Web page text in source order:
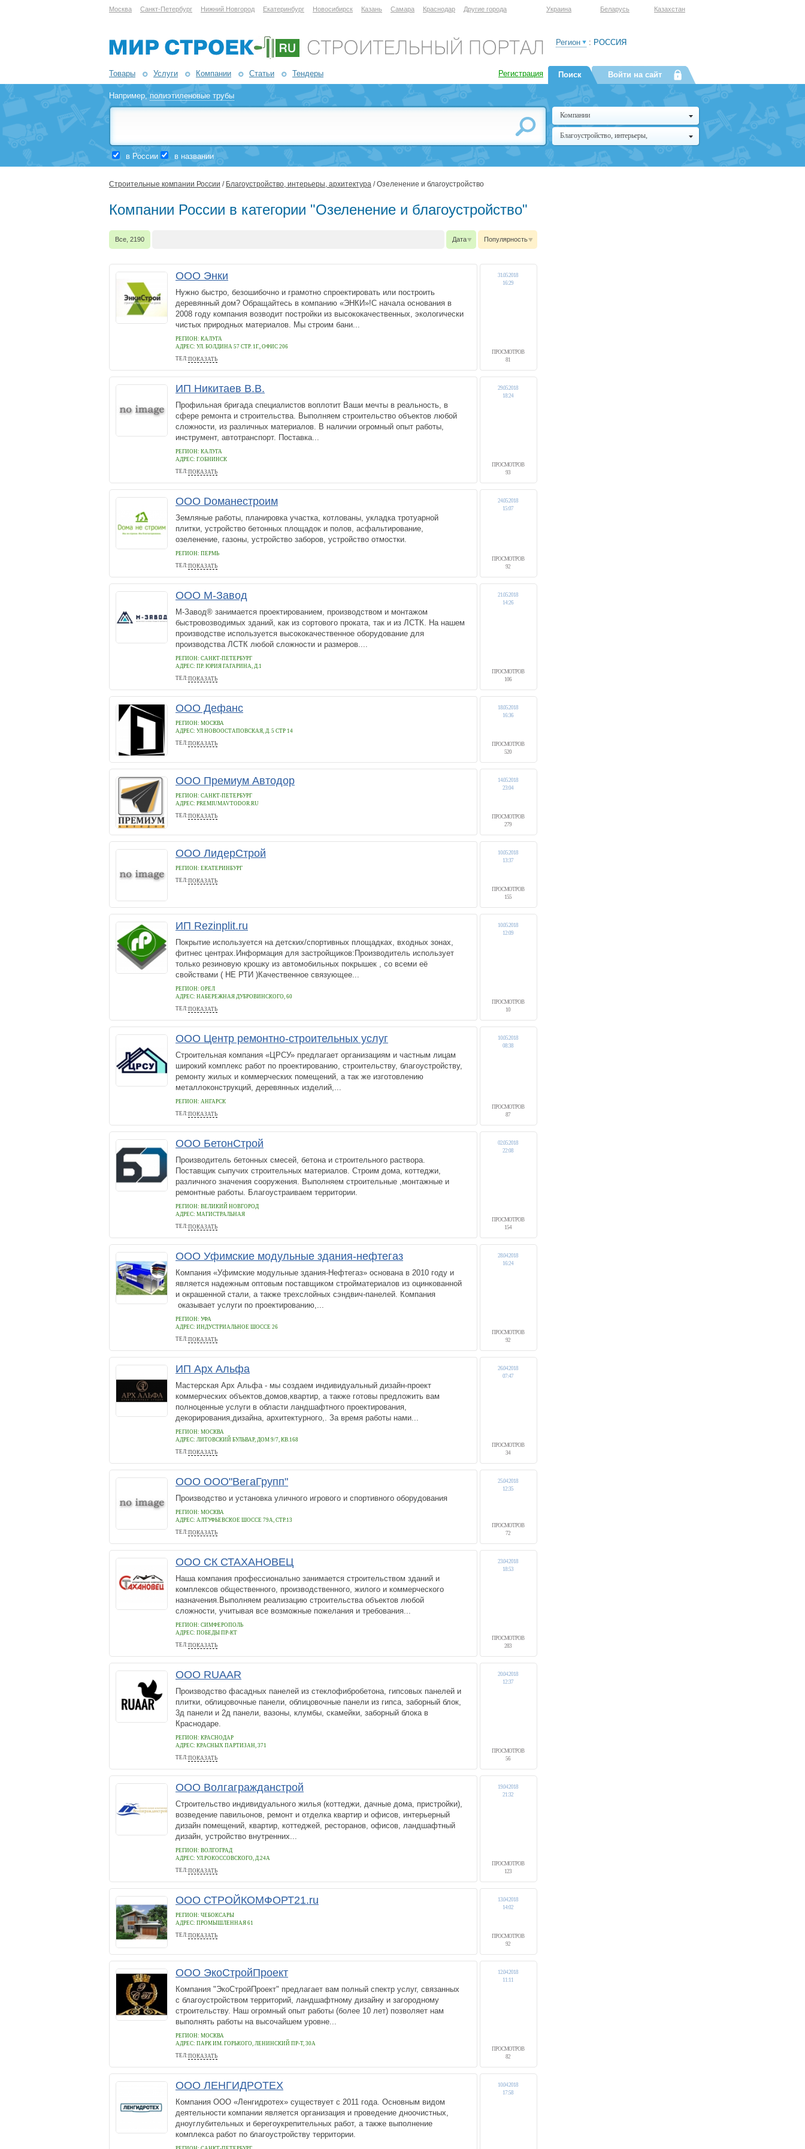
Москва Санкт-Петербург Нижний Новгород Екатеринбург Новосибирск Казань Самара Краснодар Другие города Украина Беларусь Казахстан
Товары Услуги Компании Статьи Тендеры Регистрация
Регион : РОССИЯ
Например,полиэтиленовые трубы
в России в названии
Поиск Войти на сайт
Компании
Благоустройство, интерьеры,
архитектура
Строительные компании России / Благоустройство, интерьеры, архитектура / Озеленение и благоустройство
Компании России в категории "Озеленение и благоустройство"
Все, 2190 Дата Популярность
ООО Энки
Нужно быстро, безошибочно и грамотно спроектировать или построить
деревянный дом? Обращайтесь в компанию «ЭНКИ»!С начала основания в
2008 году компания возводит постройки из высококачественных, экологически
чистых природных материалов. Мы строим бани...
РЕГИОН: КАЛУГА
АДРЕС: УЛ. БОЛДИНА 57 СТР. 1Г., ОФИС 206
ТЕЛ:ПОКАЗАТЬ
89029334923
ПРОСМОТРОВ
81
31.05.2018
16:29
ИП Никитаев В.В.
Профильная бригада специалистов воплотит Ваши мечты в реальность, в
сфере ремонта и строительства. Выполняем строительство объектов любой
сложности, из различных материалов. В наличии огромный опыт работы,
инструмент, автотранспорт. Поставка...
РЕГИОН: КАЛУГА
АДРЕС: Г.ОБНИНСК
ТЕЛ:ПОКАЗАТЬ
+79108684082
ПРОСМОТРОВ
93
29.05.2018
18:24
ООО Dоманестроим
Земляные работы, планировка участка, котлованы, укладка тротуарной
плитки, устройство бетонных площадок и полов, асфальтирование,
озеленение, газоны, устройство заборов, устройство отмостки.
РЕГИОН: ПЕРМЬ
ТЕЛ:ПОКАЗАТЬ
8 952 651-51-22
ПРОСМОТРОВ
92
24.05.2018
15:07
ООО М-Завод
М-Завод® занимается проектированием, производством и монтажом
быстровозводимых зданий, как из сортового проката, так и из ЛСТК. На нашем
производстве используется высококачественное оборудование для
производства ЛСТК любой сложности и размеров....
РЕГИОН: САНКТ-ПЕТЕРБУРГ
АДРЕС: ПР. ЮРИЯ ГАГАРИНА, Д.1
ТЕЛ:ПОКАЗАТЬ
+7 (812) 426-18-57,
ПРОСМОТРОВ
106
21.05.2018
14:26
ООО Дефанс
РЕГИОН: МОСКВА
АДРЕС: УЛ НОВООСТАПОВСКАЯ, Д. 5 СТР 14
ТЕЛ:ПОКАЗАТЬ
+7(977)5202448
ПРОСМОТРОВ
520
18.05.2018
16:36
ООО Премиум Автодор
РЕГИОН: САНКТ-ПЕТЕРБУРГ
АДРЕС: PREMIUMAVTODOR.RU
ТЕЛ:ПОКАЗАТЬ
+79118364399
ПРОСМОТРОВ
279
14.05.2018
23:04
ООО ЛидерСтрой
РЕГИОН: ЕКАТЕРИНБУРГ
ТЕЛ:ПОКАЗАТЬ
2904343
ПРОСМОТРОВ
155
10.05.2018
13:37
ИП Rezinplit.ru
Покрытие используется на детских/спортивных площадках, входных зонах,
фитнес центрах.Информация для застройщиков:Производитель использует
только резиновую крошку из автомобильных покрышек , со всеми её
свойствами ( НЕ РТИ )Качественное связующее...
РЕГИОН: ОРЕЛ
АДРЕС: НАБЕРЕЖНАЯ ДУБРОВИНСКОГО, 60
ТЕЛ:ПОКАЗАТЬ
+7(4862)780-111
ПРОСМОТРОВ
10
10.05.2018
12:09
ООО Центр ремонтно-строительных услуг
Строительная компания «ЦРСУ» предлагает организациям и частным лицам
широкий комплекс работ по проектированию, строительству, благоустройству,
ремонту жилых и коммерческих помещений, а так же изготовлению
металлоконструкций, деревянных изделий,...
РЕГИОН: АНГАРСК
ТЕЛ:ПОКАЗАТЬ
+79087750688
ПРОСМОТРОВ
87
10.05.2018
08:38
ООО БетонСтрой
Производитель бетонных смесей, бетона и строительного раствора.
Поставщик сыпучих строительных материалов. Строим дома, коттеджи,
различного значения сооружения. Выполняем строительные ,монтажные и
ремонтные работы. Благоустраиваем территории.
РЕГИОН: ВЕЛИКИЙ НОВГОРОД
АДРЕС: МАГИСТРАЛЬНАЯ
ТЕЛ:ПОКАЗАТЬ
79816027404
ПРОСМОТРОВ
154
02.05.2018
22:08
ООО Уфимские модульные здания-нефтегаз
Компания «Уфимские модульные здания-Нефтегаз» основана в 2010 году и
является надежным оптовым поставщиком стройматериалов из оцинкованной
и окрашенной стали, а также трехслойных сэндвич-панелей. Компания
оказывает услуги по проектированию,...
РЕГИОН: УФА
АДРЕС: ИНДУСТРИАЛЬНОЕ ШОССЕ 26
ТЕЛ:ПОКАЗАТЬ
8 (347) 240-11-40
ПРОСМОТРОВ
92
28.04.2018
16:24
ИП Арх Альфа
Мастерская Арх Альфа - мы создаем индивидуальный дизайн-проект
коммерческих объектов,домов,квартир, а также готовы предложить вам
полноценные услуги в области ландшафтного проектирования,
декорирования,дизайна, архитектурного,. За время работы нами...
РЕГИОН: МОСКВА
АДРЕС: ЛИТОВСКИЙ БУЛЬВАР, ДОМ 9/7, КВ.168
ТЕЛ:ПОКАЗАТЬ
+74954106992
ПРОСМОТРОВ
34
26.04.2018
07:47
ООО ООО"ВегаГрупп"
Производство и установка уличного игрового и спортивного оборудования
РЕГИОН: МОСКВА
АДРЕС: АЛТУФЬЕВСКОЕ ШОССЕ 79А, СТР.13
ТЕЛ:ПОКАЗАТЬ
+7 (903) 509-87-66
ПРОСМОТРОВ
72
25.04.2018
12:35
ООО СК СТАХАНОВЕЦ
Наша компания профессионально занимается строительством зданий и
комплексов общественного, производственного, жилого и коммерческого
назначения.Выполняем реализацию строительства объектов любой
сложности, учитывая все возможные пожелания и требования...
РЕГИОН: СИМФЕРОПОЛЬ
АДРЕС: ПОБЕДЫ ПР-КТ
ТЕЛ:ПОКАЗАТЬ
+7 978 934 5 934
ПРОСМОТРОВ
283
23.04.2018
18:53
ООО RUAAR
Производство фасадных панелей из стеклофибробетона, гипсовых панелей и
плитки, облицовочные панели, облицовочные панели из гипса, заборный блок,
3д панели и 2д панели, вазоны, клумбы, скамейки, заборный блока в
Краснодаре.
РЕГИОН: КРАСНОДАР
АДРЕС: КРАСНЫХ ПАРТИЗАН, 371
ТЕЛ:ПОКАЗАТЬ
+7 988 368-66-47
ПРОСМОТРОВ
56
20.04.2018
12:37
ООО Волгагражданстрой
Строительство индивидуального жилья (коттеджи, дачные дома, пристройки),
возведение павильонов, ремонт и отделка квартир и офисов, интерьерный
дизайн помещений, квартир, коттеджей, ресторанов, офисов, ландшафтный
дизайн, устройство внутренних...
РЕГИОН: ВОЛГОГРАД
АДРЕС: УЛ.РОКОССОВСКОГО, Д.24А
ТЕЛ:ПОКАЗАТЬ
+7(905)392-01-02
ПРОСМОТРОВ
123
19.04.2018
21:32
ООО СТРОЙКОМФОРТ21.ru
РЕГИОН: ЧЕБОКСАРЫ
АДРЕС: ПРОМЫШЛЕННАЯ 61
ТЕЛ:ПОКАЗАТЬ
9877603344
ПРОСМОТРОВ
92
13.04.2018
14:02
ООО ЭкоСтройПроект
Компания "ЭкоСтройПроект" предлагает вам полный спектр услуг, связанных
с благоустройством территорий, ландшафтному дизайну и загородному
строительству. Наш огромный опыт работы (более 10 лет) позволяет нам
выполнять работы на высочайшем уровне...
РЕГИОН: МОСКВА
АДРЕС: ПАРК ИМ. ГОРЬКОГО, ЛЕНИНСКИЙ ПР-Т, 30А
ТЕЛ:ПОКАЗАТЬ
+7 495 978-79-08
ПРОСМОТРОВ
82
12.04.2018
11:11
ООО ЛЕНГИДРОТЕХ
Компания ООО «Ленгидротех» существует с 2011 года. Основным видом
деятельности компании является организация и проведение дноочистных,
дноуглубительных и берегоукрепительных работ, а также выполнение
комплекса работ по благоустройству территории.
10.04.2018
17:58